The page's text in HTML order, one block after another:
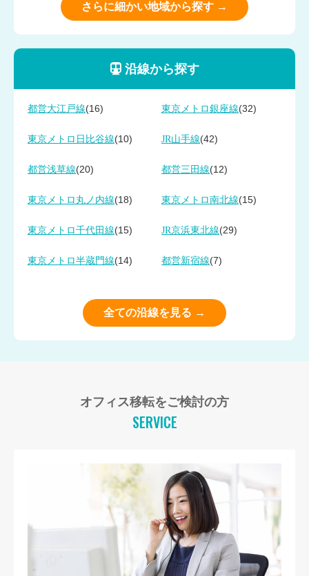
さらに細かい地域から探す →
沿線から探す
都営大江戸線(16) 東京メトロ銀座線(32)
東京メトロ日比谷線(10) JR山手線(42)
都営浅草線(20) 都営三田線(12)
東京メトロ丸ノ内線(18) 東京メトロ南北線(15)
東京メトロ千代田線(15) JR京浜東北線(29)
東京メトロ半蔵門線(14) 都営新宿線(7)
全ての沿線を見る →
オフィス移転をご検討の方
SERVICE